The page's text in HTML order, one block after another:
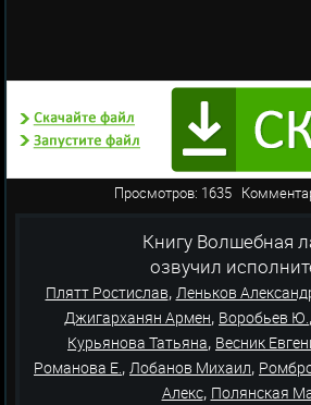
Просмотров: 1635
Книгу Волшебная
озвучил
Плятт Ростислав, Леньков
Джигарханян Армен, Воробьев Ю.,
Курьянова Татьяна, Весник
Романова Е., Лобанов Михаил,
Алекс, Полянская